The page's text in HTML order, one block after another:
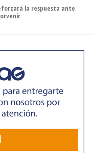
el director regional
se trasladó hasta
Magallanes para dar
de teledetección
el histórico
fundamental de
la respuesta ante